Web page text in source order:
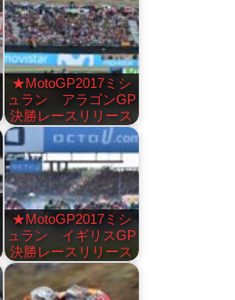
★MotoGP2017ミシ
ュラン アラゴンGP
決勝レースリリース
★MotoGP2017ミシ
ュラン イギリスGP
決勝レースリリース